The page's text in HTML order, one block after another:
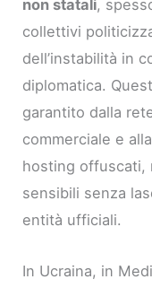
non statali,
collettivi
dell’instabilità in
diplomatica.
garantito dalla
commerciale e
hosting offuscati,
sensibili senza
entità ufficiali.
In Ucraina, in